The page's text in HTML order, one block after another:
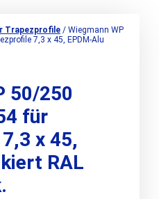
Trapezprofile / Wiegmann WP
7,3 x 45, EPDM-Alu
50/250
für
x 45,
RAL